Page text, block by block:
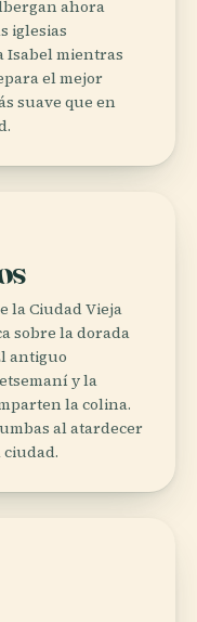
ahora
iglesias
Isabel mientras
el mejor
suave que en
la Ciudad Vieja
sobre la dorada
antiguo
y la
la colina.
al atardecer